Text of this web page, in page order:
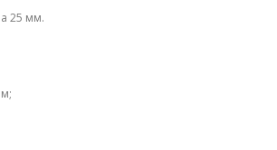
25 мм.